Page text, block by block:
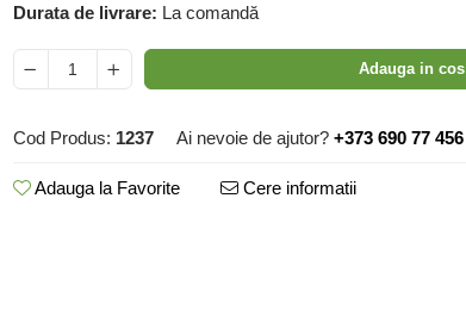
Durata de livrare: La comandă
Adauga in cos
Cod Produs: 1237 Ai nevoie de ajutor? +373 690 77 456
Adauga la Favorite Cere informatii